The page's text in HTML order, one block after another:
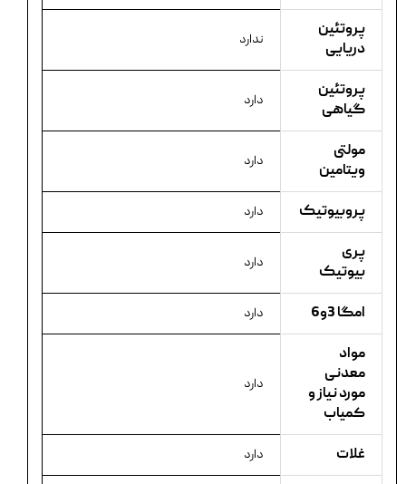
پروتئین
دریایی
ندارد
پروتئین
گیاهی
دارد
مولتی
ویتامین
دارد
پروبیوتیک دارد
پری
بیوتیک
دارد
امگا 3و6 دارد
مواد
معدنی
مورد نیاز و
کمیاب
دارد
غلات دارد